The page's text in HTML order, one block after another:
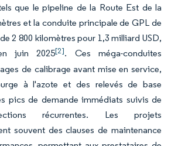
que le pipeline de la Route Est de la
et la conduite principale de GPL de
2 800 kilomètres pour 1,3 milliard USD,
juin 2025[2]. Ces méga-conduites
de calibrage avant mise en service,
à l'azote et des relevés de base
pics de demande immédiats suivis de
récurrentes. Les projets
souvent des clauses de maintenance